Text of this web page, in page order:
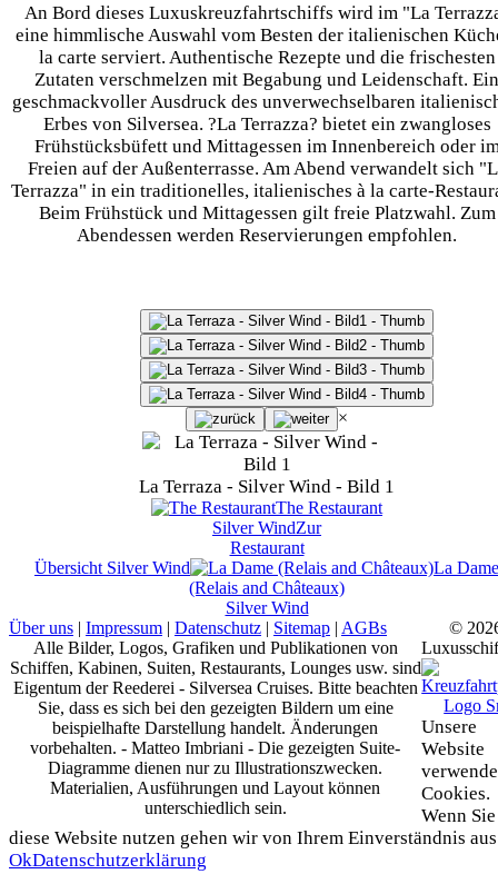
An Bord dieses Luxuskreuzfahrtschiffs wird im "La
eine himmlische Auswahl vom Besten der italienischen
la carte serviert. Authentische Rezepte und die frischesten
Zutaten verschmelzen mit Begabung und Leidenschaft. Ein
geschmackvoller Ausdruck des unverwechselbaren
Erbes von Silversea. ?La Terrazza? bietet ein zwangloses
Frühstücksbüfett und Mittagessen im Innenbereich oder
Freien auf der Außenterrasse. Am Abend verwandelt sich
Terrazza" in ein traditionelles, italienisches à la carte-
Beim Frühstück und Mittagessen gilt freie Platzwahl. Zum
Abendessen werden Reservierungen empfohlen.
×
La Terraza - Silver Wind - Bild 1
The Restaurant
Silver WindZur
Restaurant
Übersicht Silver Wind
La Dame
(Relais and Châteaux)
Silver Wind
Über uns | Impressum | Datenschutz | Sitemap | AGBs
Alle Bilder, Logos, Grafiken und Publikationen von
Schiffen, Kabinen, Suiten, Restaurants, Lounges usw. sind
Eigentum der Reederei - Silversea Cruises. Bitte beachten
Sie, dass es sich bei den gezeigten Bildern um eine
beispielhafte Darstellung handelt. Änderungen
vorbehalten. - Matteo Imbriani - Die gezeigten Suite-
Diagramme dienen nur zu Illustrationszwecken.
Materialien, Ausführungen und Layout können
unterschiedlich sein.
©
Unsere
Website
Cookies.
Wenn Sie
diese Website nutzen gehen wir von Ihrem Einverständnis
OkDatenschutzerklärung